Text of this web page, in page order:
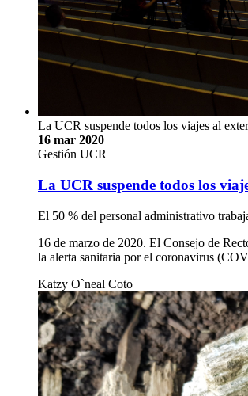
La UCR suspende todos los viajes al
16 mar 2020
Gestión UCR
La UCR suspende todos los
El 50 % del personal administrativo
16 de marzo de 2020. El Consejo de
la alerta sanitaria por el coronavirus
Katzy O`neal Coto